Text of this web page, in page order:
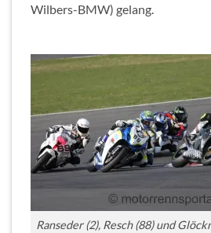
Wilbers-BMW) gelang.
Ranseder (2), Resch (88) und